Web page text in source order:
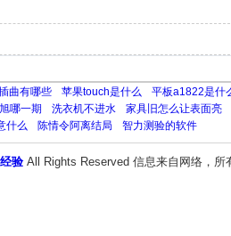
曲有哪些 苹果touch是什么 平板a1822是什
哪一期 洗衣机不进水 家具旧怎么让表面亮
什么 陈情令阿离结局 智力测验的软件
验All Rights Reserved 信息来自网络，所